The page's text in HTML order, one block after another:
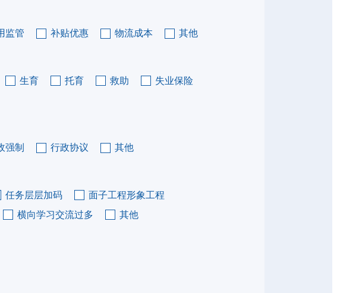
监管 补贴优惠 物流成本 其他
生育 托育 救助
失业保险
强制 行政协议 其他
任务层层加码
面子工程形象工程
横向学习交流过多 其他